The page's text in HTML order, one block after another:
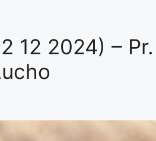
12 2024) – Pr.